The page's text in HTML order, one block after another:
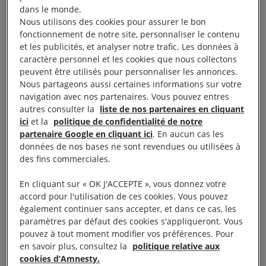
(Paris, 26 octobre 2021) Face aux conditions de vie
indignes des personnes exilées à Calais, Philippe,
Anaïs et Ludovic ont entamé une grève de la faim
depuis le lundi 11 octobre à l’église Saint-Pierre de
Calais.
Le père Philippe Demeestère est aumônier du
Secours catholique du Pas-de-Calais. Impliqué dans
le tissu associatif, il accompagne et accueille les
exilé.e.s de passage dans la seule permanence de
jour existante dans le Calaisis qui est tenue par le
Secours Catholique.
Anaïs Vogel et Ludovic Holbein sont des bénévoles
engagés auprès des associations humanitaires et
dans le monde.
Nous utilisons des cookies pour assurer le bon
fonctionnement de notre site, personnaliser le contenu
et les publicités, et analyser notre trafic. Les données à
caractère personnel et les cookies que nous collectons
peuvent être utilisés pour personnaliser les annonces.
Nous partageons aussi certaines informations sur votre
navigation avec nos partenaires. Vous pouvez entres
autres consulter la liste de nos partenaires en cliquant
ici et la politique de confidentialité de notre
partenaire Google en cliquant ici. En aucun cas les
données de nos bases ne sont revendues ou utilisées à
des fins commerciales.
En cliquant sur « OK J'ACCEPTE », vous donnez votre
accord pour l'utilisation de ces cookies. Vous pouvez
également continuer sans accepter, et dans ce cas, les
paramètres par défaut des cookies s'appliqueront. Vous
pouvez à tout moment modifier vos préférences. Pour
en savoir plus, consultez la politique relative aux
cookies d’Amnesty.